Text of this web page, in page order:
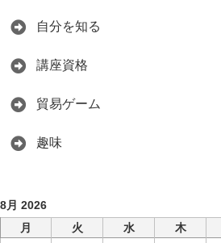
自分を知る
講座資格
貿易ゲーム
趣味
8月 2026
月
火 水 木